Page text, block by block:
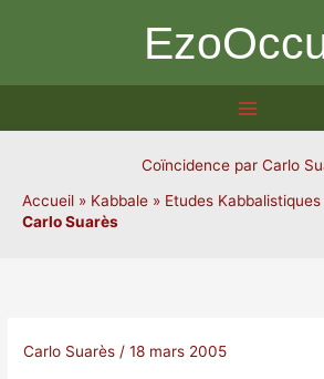
Coïncidence par Carlo
Accueil » Kabbale » Etudes Kabbalistiques
Carlo Suarès
Carlo Suarès /18 mars 2005